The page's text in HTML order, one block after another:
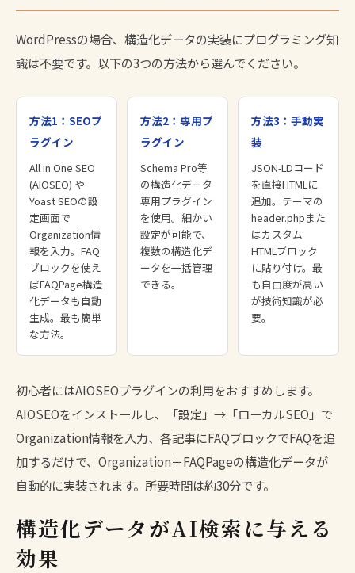
WordPressの場合、構造化データの実装にプログラミング知
識は不要です。以下の3つの方法から選んでください。
方法1：SEOプ
ラグイン
All in One SEO
(AIOSEO) や
Yoast SEOの設
定画面で
Organization情
報を入力。FAQ
ブロックを使え
ばFAQPage構造
化データも自動
生成。最も簡単
な方法。
方法2：専用プ
ラグイン
Schema Pro等
の構造化データ
専用プラグイン
を使用。細かい
設定が可能で、
複数の構造化デ
ータを一括管理
できる。
方法3：手動実
装
JSON-LDコード
を直接HTMLに
追加。テーマの
header.phpまた
はカスタム
HTMLブロック
に貼り付け。最
も自由度が高い
が技術知識が必
要。
初心者にはAIOSEOプラグインの利用をおすすめします。
AIOSEOをインストールし、「設定」→「ローカルSEO」で
Organization情報を入力、各記事にFAQブロックでFAQを追
加するだけで、Organization＋FAQPageの構造化データが
自動的に実装されます。所要時間は約30分です。
構造化データがAI検索に与える
効果